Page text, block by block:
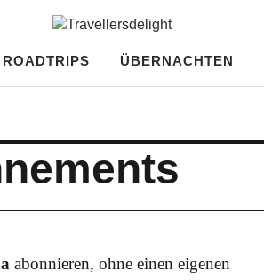
ROADTRIPS ÜBERNACHTEN
abonnieren, ohne einen eigenen